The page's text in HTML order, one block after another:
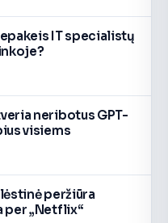
IT specialistų
neribotus GPT-
visiems
peržiūra
per „Netflix“